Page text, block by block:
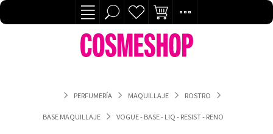
PERFUMERÍA MAQUILLAJE ROSTRO
BASE MAQUILLAJE VOGUE - BASE - LIQ - RESIST - RENO - MATE -